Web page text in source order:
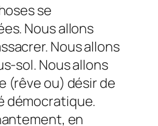
se
Nous allons
Nous allons
sol. Nous allons
(rêve ou) désir de
démocratique.
en